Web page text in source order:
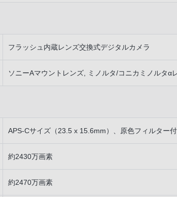
フラッシュ内蔵レンズ交換式デジタルカメラ
ソニーAマウントレンズ, ミノルタ/コニカミノルタα
APS-Cサイズ（23.5 x 15.6mm）、原色フィルター
約2430万画素
約2470万画素